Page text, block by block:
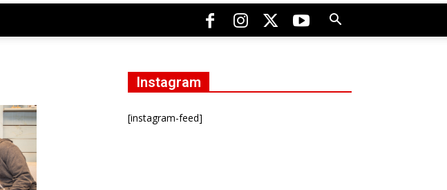
Instagram
[instagram-feed]